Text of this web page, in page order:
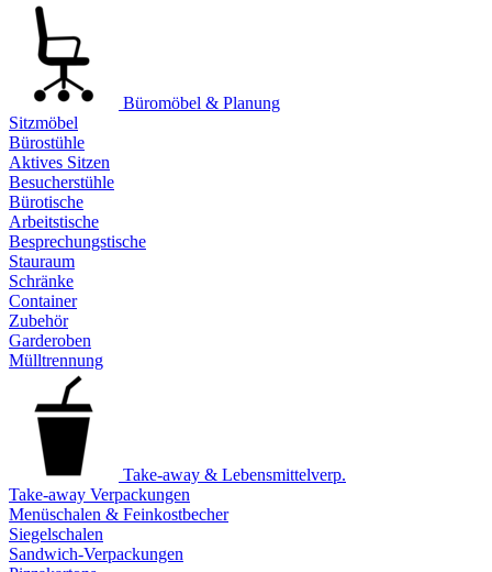
Büromöbel & Planung
Sitzmöbel
Bürostühle
Aktives Sitzen
Besucherstühle
Bürotische
Arbeitstische
Besprechungstische
Stauraum
Schränke
Container
Zubehör
Garderoben
Mülltrennung
Take-away & Lebensmittelverp.
Take-away Verpackungen
Menüschalen & Feinkostbecher
Siegelschalen
Sandwich-Verpackungen